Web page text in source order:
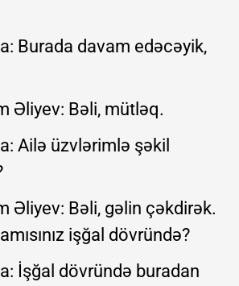
Burada davam edəcəyik,
Əliyev: Bəli, mütləq.
Ailə üzvlərimlə şəkil
Əliyev: Bəli, gəlin çəkdirək.
işğal dövründə?
İşğal dövründə buradan